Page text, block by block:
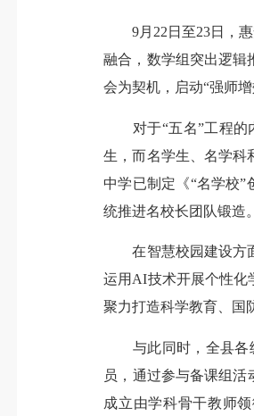
9月22日至23日，惠
融合，数学组突出逻辑
会为契机，启动“强师
对于“五名”工程的内
生，而名学生、名学科
中学已制定《“名学校
统推进名校长团队锻造。
在智慧校园建设方面
运用AI技术开展个性化
聚力打造科学教育、国
与此同时，全县各级
员，通过参与备课组活
成立由学科骨干教师